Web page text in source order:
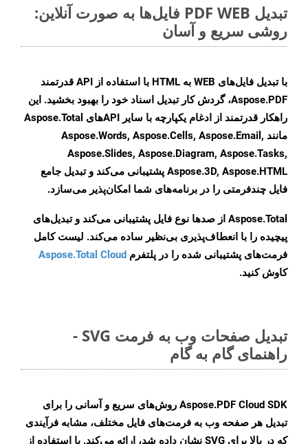
تبدیل PDF WEB فایل‌ها به صورت آنلاین:
روشی سریع و آسان
با تبدیل فایل‌های WEB به HTML با استفاده از API قدرتمند
Aspose.PDF، گردش کار تبدیل اسناد خود را بهبود بخشید. این
راهکار قدرتمند از ادغام یکپارچه با سایر APIهای Aspose.Total
مانند Aspose.Words, Aspose.Cells, Aspose.Email,
Aspose.Slides, Aspose.Diagram, Aspose.Tasks,
Aspose.3D, Aspose.HTML پشتیبانی می‌کند و تبدیل جامع
فایل چندفرمتی را در برنامه‌های شما امکان‌پذیر می‌سازد.
Aspose.Total از صدها نوع فایل پشتیبانی می‌کند و تبدیل‌های
پیچیده را با انعطاف‌پذیری بی‌نظیر ساده می‌کند. لیست کامل
فرمت‌های پشتیبانی شده را در پلتفرم Aspose.Total Cloud
کاوش کنید.
تبدیل صفحات وب به فرمت SVG -
راهنمای گام به گام
Aspose.PDF Cloud SDK روش‌های سریع و آسانی را برای
تبدیل هر صفحه وب به فرمت‌های فایل مختلف، مشابه فرآیندی
که در بالا برای SVG نشان داده شد، ارائه می‌کند. با استفاده از